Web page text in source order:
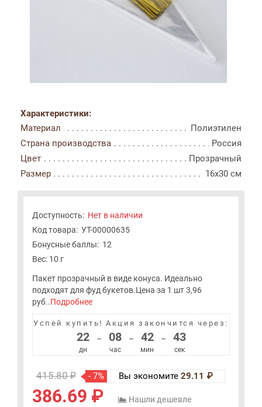
Характеристики:
Материал
Полиэтилен
Страна производства
Россия
Цвет
Прозрачный
Размер
16x30 см
Доступность: Нет в наличии
Код товара: УТ-00000635
Бонусные баллы: 12
Вес: 10 г
Пакет прозрачный в виде конуса. Идеально
подходят для фуд букетов.Цена за 1 шт 3,96
руб..Подробнее
Успей купить!Акция закончится через:
22
дн
– 08
час
– 42
мин
– 43
сек
415.80 ₽ - 7% Вы экономите 29.11 ₽
386.69 ₽
Нашли дешевле